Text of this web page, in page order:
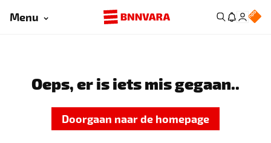
Menu
Oeps, er is iets mis gegaan..
Doorgaan naar de homepage